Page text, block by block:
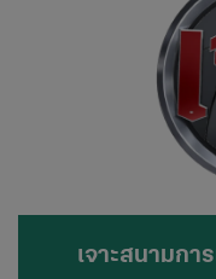
เจาะสนามกา